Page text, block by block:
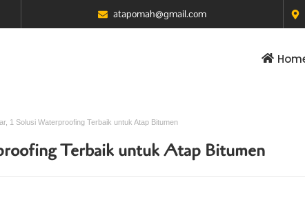
atapomah@gmail.com
1 Solusi Waterproofing Terbaik untuk Atap Bitumen
Terbaik untuk Atap Bitumen